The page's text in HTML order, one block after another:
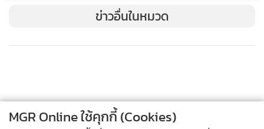
เปิดตัวพรีเซ็นเตอร์สะท้อนบุคลิกแบรนด์ชัดผ่าน “อิ๊งค์” วรันธร
เปานิล นักร้องสาวรุ่นใหม่ ที่เป็นตัวแทนของไลฟ์สไตล์ ความ
สไตล์ใส่ใจสุขภาพได้ง่ายมากยิ่งขึ้น
ข่าวอื่นในหมวด
MGR Online ใช้คุกกี้ (Cookies)